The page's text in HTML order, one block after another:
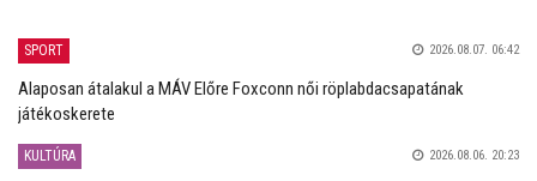
SPORT 2026.08.07. 06:42
Alaposan átalakul a MÁV Előre Foxconn női röplabdacsapatának
játékoskerete
KULTÚRA 2026.08.06. 20:23